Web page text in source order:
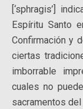
[‘sphragis’]
Espíritu Santo
Confirmación y
ciertas
imborrable
cuales no
sacramentos